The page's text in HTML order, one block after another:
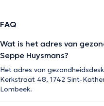
FAQ
Wat is het adres van
Seppe Huysmans?
Het adres van
Kerkstraat 48, 1742 Sint-
Lombeek.